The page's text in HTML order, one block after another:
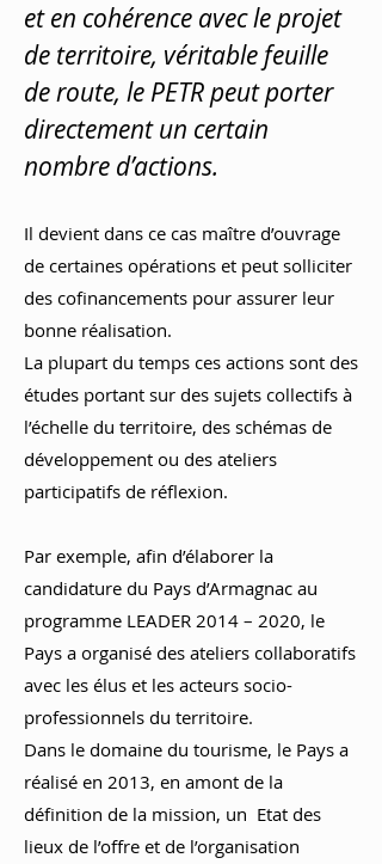
et en cohérence avec le projet
de territoire, véritable feuille
de route, le PETR peut porter
directement un certain
nombre d’actions.
Il devient dans ce cas maître d’ouvrage
de certaines opérations et peut solliciter
des cofinancements pour assurer leur
bonne réalisation.
La plupart du temps ces actions sont des
études portant sur des sujets collectifs à
l’échelle du territoire, des schémas de
développement ou des ateliers
participatifs de réflexion.
Par exemple, afin d’élaborer la
candidature du Pays d’Armagnac au
programme LEADER 2014 – 2020, le
Pays a organisé des ateliers collaboratifs
avec les élus et les acteurs socio-
professionnels du territoire.
Dans le domaine du tourisme, le Pays a
réalisé en 2013, en amont de la
définition de la mission, un Etat des
lieux de l’offre et de l’organisation